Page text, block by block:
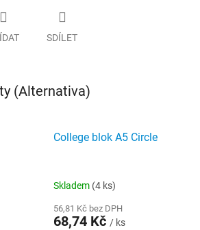
SDÍLET
(Alternativa)
College blok A5 Circle
Skladem (4 ks)
56,81 Kč bez DPH
68,74 Kč / ks